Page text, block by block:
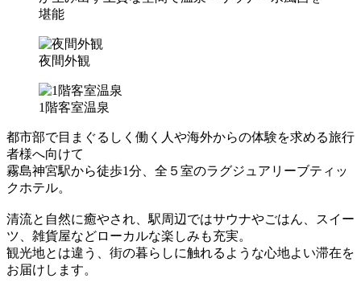
夜間外観
1階客室温泉
都市部で目まぐるしく働く人や海外からの体験を求める旅行
者様へ向けて
霧島神宮駅から徒歩1分、全５室のラグジュアリーブティッ
クホテル。
清流と自然に癒やされ、駅周辺ではサウナやごはん、スイー
ツ、雑貨屋などローカルな楽しみも充実。
観光地とは違う、街の暮らしに触れるような心地よい滞在を
お届けします。